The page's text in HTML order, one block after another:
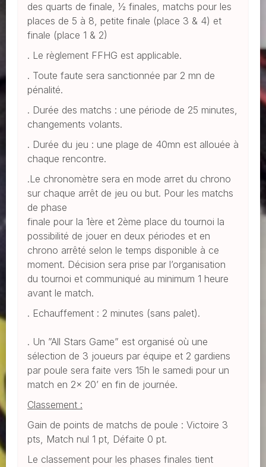
des quarts de finale, 1⁄2 finales, matchs pour les
places de 5 à 8, petite finale (place 3 & 4) et
finale (place 1 & 2)
. Le règlement FFHG est applicable.
. Toute faute sera sanctionnée par 2 mn de
pénalité.
. Durée des matchs : une période de 25 minutes,
changements volants.
. Durée du jeu : une plage de 40mn est allouée à
chaque rencontre.
.Le chronomètre sera en mode arret du chrono
sur chaque arrêt de jeu ou but. Pour les matchs
de phase
finale pour la 1ère et 2ème place du tournoi la
possibilité de jouer en deux périodes et en
chrono arrêté selon le temps disponible à ce
moment. Décision sera prise par l’organisation
du tournoi et communiqué au minimum 1 heure
avant le match.
. Echauffement : 2 minutes (sans palet).
. Un ”All Stars Game” est organisé où une
sélection de 3 joueurs par équipe et 2 gardiens
par poule sera faite vers 15h le samedi pour un
match en 2x 20’ en fin de journée.
Classement :
Gain de points de matchs de poule : Victoire 3
pts, Match nul 1 pt, Défaite 0 pt.
Le classement pour les phases finales tient